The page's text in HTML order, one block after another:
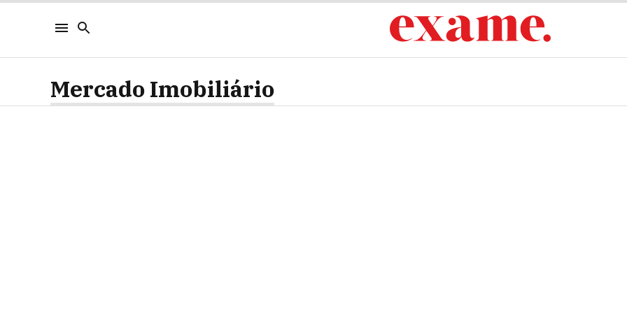
Mercado Imobiliário